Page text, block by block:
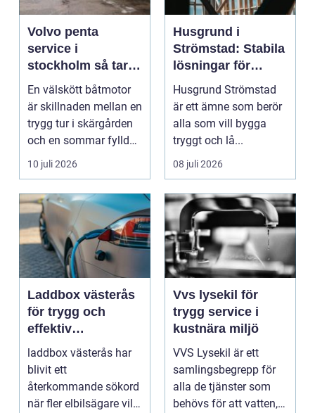
Volvo penta
service i
stockholm så tar
du hand om din
båtmotor på rätt
sätt
En välskött båtmotor
är skillnaden mellan en
trygg tur i skärgården
och en sommar fylld
av ofrivilli...
10 juli 2026
Husgrund i
Strömstad: Stabila
lösningar för
boende vid kusten
Husgrund Strömstad
är ett ämne som berör
alla som vill bygga
tryggt och lå...
08 juli 2026
Laddbox västerås
för trygg och
effektiv
hemmaladdning
laddbox västerås har
blivit ett
återkommande sökord
när fler elbilsägare vill
Vvs lysekil för
trygg service i
kustnära miljö
VVS Lysekil är ett
samlingsbegrepp för
alla de tjänster som
behövs för att vatten,